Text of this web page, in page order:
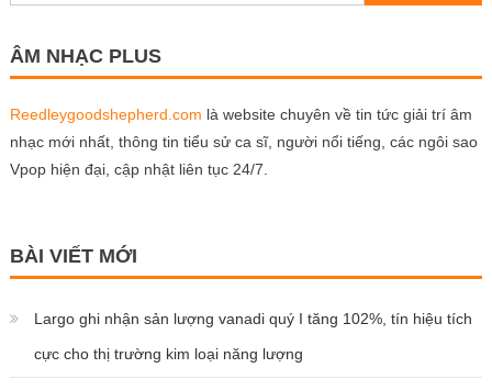
for:
ÂM NHẠC PLUS
Reedleygoodshepherd.com là website chuyên về tin tức giải trí âm
nhạc mới nhất, thông tin tiểu sử ca sĩ, người nổi tiếng, các ngôi sao
Vpop hiện đại, cập nhật liên tục 24/7.
BÀI VIẾT MỚI
Largo ghi nhận sản lượng vanadi quý I tăng 102%, tín hiệu tích
cực cho thị trường kim loại năng lượng